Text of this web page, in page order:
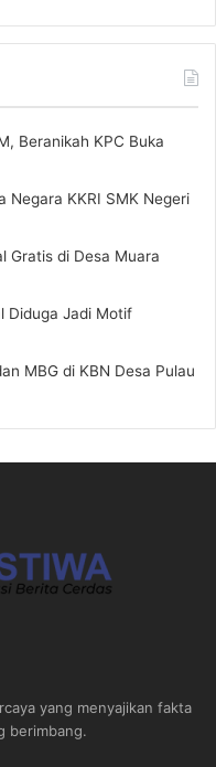
Beranikah KPC Buka
Negara KKRI SMK Negeri
Gratis di Desa Muara
Diduga Jadi Motif
MBG di KBN Desa Pulau
yang menyajikan fakta
berimbang.